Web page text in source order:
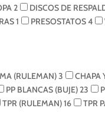
2 DISCOS DE
1 PRESOSTATOS4
(RULEMAN)3 CHAPA
PP BLANCAS (BUJE)23
TPR (RULEMAN)16
TPR